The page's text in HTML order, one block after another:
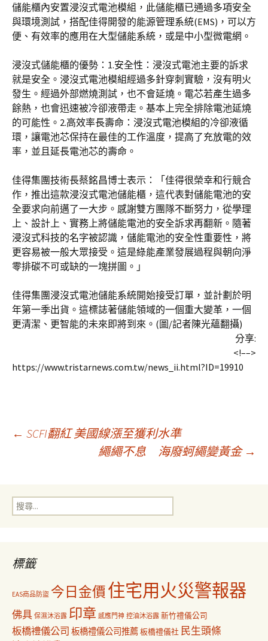
儲能櫃內安置浸沒式電池模組，此儲能櫃已通過多項安全
與環境測試，搭配佳得開發的能源管理系統(EMS)，可以方
便、有效率的應用在大型儲能系統，或是中小型微電網。
浸沒式儲能櫃的優勢：1.安全性：浸沒式電池主要的訴求
就是安全。浸沒式電池模組經過多針穿刺實驗，沒有明火
發生。經過外部燃燒測試，也不會延燒。電芯若產生過多
餘熱，也會迅速被冷卻液帶走。基本上完全排除電池延燒
的可能性。2.高效率長壽命：浸沒式電池模組的冷卻液循
環，讓電池芯保持在最佳的工作溫度，提高了充放電的效
率，並且延長電池芯的壽命。
佳得集團技術長蔡銘昌博士表示：「佳得很榮幸和行競合
作，推出這款浸沒式電池儲能櫃，這代表對儲能電池的安
全要求向前邁了一大步。感謝雙方團隊不斷努力，從學理
上、設計上、實務上將儲能電池的安全訴求再翻新。隨著
浸沒式科技的名字被認識，儲能電池的安全性重要性，將
更容易被一般大眾接受。這是綠能產業發展過程與朝向淨
零排碳不可或缺的一塊拼圖。」
佳得集團浸沒式電池儲能系統開始接受訂單，並計劃於明
年第一季出貨。這標誌著儲能領域的一個重大變革，一個
更清潔、更智能的未來即將到來。(圖/記者陳光蘊翻攝)
分享:
<!––>
https://www.tristarnews.com.tw/news_ii.html?ID=19910
文
導
覽
← SCFI翻紅 美國線漲至獲利水準
繩繩不息 海廢蚵繩變黃金 →
搜
尋
標籤
EAS商品防盜 今日金價住宅用火災警報器
佛具 保濕沐浴露 印章 感應門神 控油沐浴露 新竹禮儀公司
板橋禮儀公司 板橋禮儀公司推薦板橋禮儀社 民生頭條